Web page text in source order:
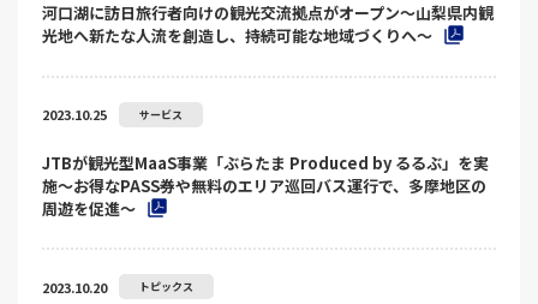
河口湖に訪日旅行者向けの観光交流拠点がオープン～山梨県内観
光地へ新たな人流を創造し、持続可能な地域づくりへ～
2023.10.25 サービス
JTBが観光型MaaS事業「ぶらたま Produced by るるぶ」を実
施～お得なPASS券や無料のエリア巡回バス運行で、多摩地区の
周遊を促進～
2023.10.20 トピックス